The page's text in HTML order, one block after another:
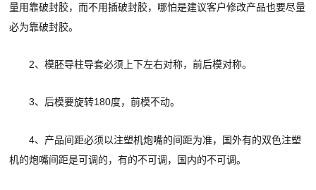
量用靠破封胶，而不用插破封胶，哪怕是建议客户修改产品也要尽量
必为靠破封胶。
2、模胚导柱导套必须上下左右对称，前后模对称。
3、后模要旋转180度，前模不动。
4、产品间距必须以注塑机炮嘴的间距为准，国外有的双色注塑
机的炮嘴间距是可调的，有的不可调，国内的不可调。